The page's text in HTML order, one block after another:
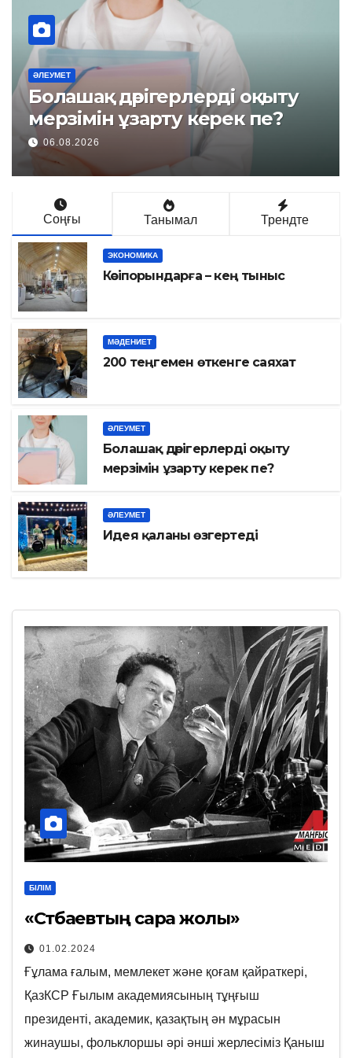
ӘЛЕУМЕТ
Идея қаланы өзгертеді
06.08.2026
Соңғы Танымал Трендте
ЭКОНОМИКА
Кәсіпорындарға – кең тыныс
МӘДЕНИЕТ
200 теңгемен өткенге саяхат
ӘЛЕУМЕТ
Болашақ дәрігерлерді оқыту
мерзімін ұзарту керек пе?
ӘЛЕУМЕТ
Идея қаланы өзгертеді
БІЛІМ
«Сәтбаевтың сара жолы»
01.02.2024
Ғұлама ғалым, мемлекет және қоғам қайраткері,
ҚазКСР Ғылым академиясының тұңғыш
президенті, академик, қазақтың ән мұрасын
жинаушы, фольклоршы әрі әнші жерлесіміз Қаныш